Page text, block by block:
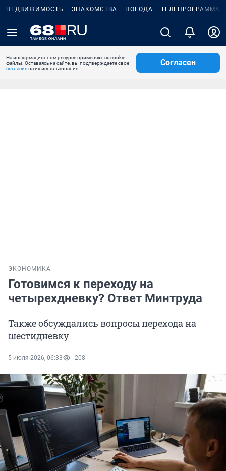
НЕДВИЖИМОСТЬ ЗНАКОМСТВА ПОГОДА ТЕЛЕПРОГРАММА
На информационном ресурсе применяются cookie-
файлы. Оставаясь на сайте, вы подтверждаете свое
согласиена их использование.
Согласен
ЭКОНОМИКА
Готовимся к переходу на
четырехдневку? Ответ Минтруда
Также обсуждались вопросы перехода на
шестидневку
5 июля 2026, 06:33 208